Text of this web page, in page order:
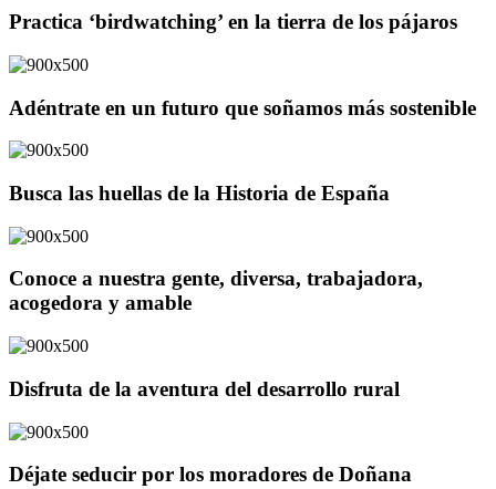
Practica ‘birdwatching’ en la tierra de los pájaros
Adéntrate en un futuro que soñamos más sostenible
Busca las huellas de la Historia de España
Conoce a nuestra gente, diversa, trabajadora,
acogedora y amable
Disfruta de la aventura del desarrollo rural
Déjate seducir por los moradores de Doñana